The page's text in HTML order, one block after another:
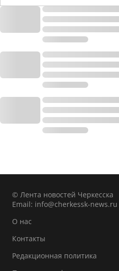
© Лента новостей Черкесска
Email: info@cherkessk-news.ru
О нас
Контакты
Редакционная политика